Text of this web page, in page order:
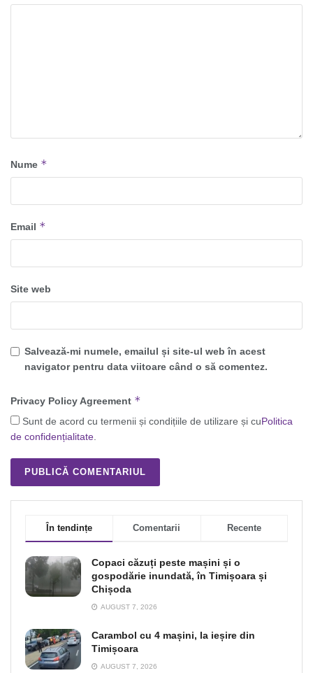
Nume *
Email *
Site web
Salvează-mi numele, emailul și site-ul web în acest
navigator pentru data viitoare când o să comentez.
Privacy Policy Agreement *
Sunt de acord cu termenii și condițiile de utilizare și cuPolitica
de confidențialitate.
În tendințe Comentarii Recente
Copaci căzuți peste mașini și o
gospodărie inundată, în Timișoara și
Chișoda
AUGUST 7, 2026
Carambol cu 4 mașini, la ieșire din
Timișoara
AUGUST 7, 2026